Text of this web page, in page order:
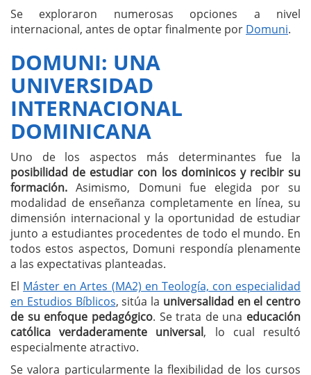
Se exploraron numerosas opciones a nivel
internacional, antes de optar finalmente por Domuni.
DOMUNI: UNA
UNIVERSIDAD
INTERNACIONAL
DOMINICANA
Uno de los aspectos más determinantes fue la
posibilidad de estudiar con los dominicos y recibir su
formación. Asimismo, Domuni fue elegida por su
modalidad de enseñanza completamente en línea, su
dimensión internacional y la oportunidad de estudiar
junto a estudiantes procedentes de todo el mundo. En
todos estos aspectos, Domuni respondía plenamente
a las expectativas planteadas.
El Máster en Artes (MA2) en Teología, con especialidad
en Estudios Bíblicos, sitúa la universalidad en el centro
de su enfoque pedagógico. Se trata de una educación
católica verdaderamente universal, lo cual resultó
especialmente atractivo.
Se valora particularmente la flexibilidad de los cursos